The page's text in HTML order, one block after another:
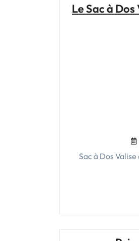
Le Sac à
Sac à Dos